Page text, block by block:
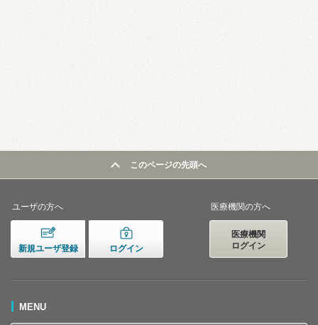
このページの先頭へ
ユーザの方へ
新規ユーザ登録 ログイン
医療機関の方へ
医療機関
ログイン
MENU